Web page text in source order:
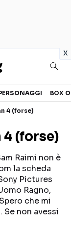
x
BOX
4 (forse)
(forse)
Raimi non è
la scheda
Pictures
Ragno,
che mi
non avessi